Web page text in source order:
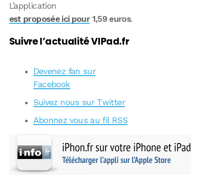
L’application
est proposée ici pour 1,59 euros.
Suivre l’actualité VIPad.fr
Devenez fan sur
Facebook
Suivez nous sur Twitter
Abonnez vous au fil RSS